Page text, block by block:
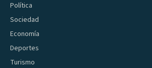
Política
Sociedad
Economía
Deportes
Turismo